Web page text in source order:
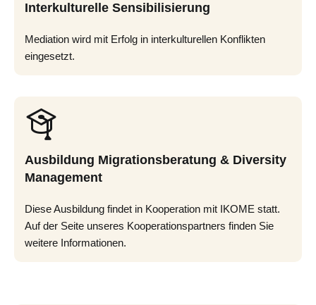
Interkulturelle Sensibilisierung
Mediation wird mit Erfolg in interkulturellen Konflikten
eingesetzt.
Ausbildung Migrationsberatung & Diversity
Management
Diese Ausbildung findet in Kooperation mit IKOME statt.
Auf der Seite unseres Kooperationspartners finden Sie
weitere Informationen.